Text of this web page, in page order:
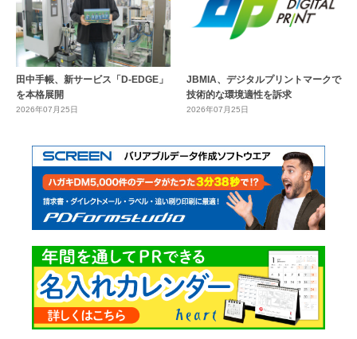
田中手帳、新サービス「D-EDGE」
を本格展開
2026年07月25日
JBMIA、デジタルプリントマークで
技術的な環境適性を訴求
2026年07月25日